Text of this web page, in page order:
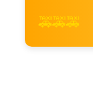
🚕🚕🚕